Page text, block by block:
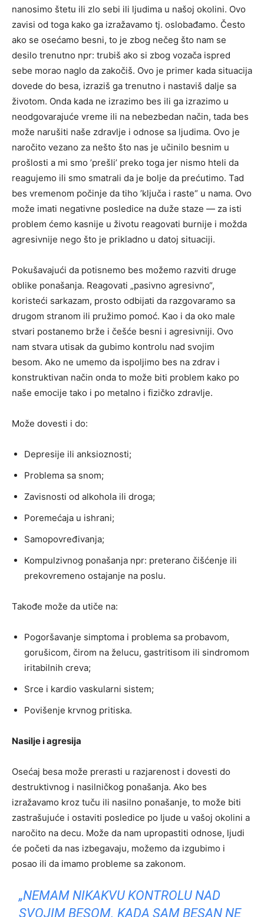
nanosimo štetu ili zlo sebi ili ljudima u našoj okolini. Ovo
zavisi od toga kako ga izražavamo tj. oslobađamo. Često
ako se osećamo besni, to je zbog nečeg što nam se
desilo trenutno npr: trubiš ako si zbog vozača ispred
sebe morao naglo da zakočiš. Ovo je primer kada situacija
dovede do besa, izraziš ga trenutno i nastaviš dalje sa
životom. Onda kada ne izrazimo bes ili ga izrazimo u
neodgovarajuće vreme ili na nebezbedan način, tada bes
može narušiti naše zdravlje i odnose sa ljudima. Ovo je
naročito vezano za nešto što nas je učinilo besnim u
prošlosti a mi smo ’prešli’ preko toga jer nismo hteli da
reagujemo ili smo smatrali da je bolje da prećutimo. Tad
bes vremenom počinje da tiho ’ključa i raste“ u nama. Ovo
može imati negativne posledice na duže staze — za isti
problem ćemo kasnije u životu reagovati burnije i možda
agresivnije nego što je prikladno u datoj situaciji.
Pokušavajući da potisnemo bes možemo razviti druge
oblike ponašanja. Reagovati „pasivno agresivno“,
koristeći sarkazam, prosto odbijati da razgovaramo sa
drugom stranom ili pružimo pomoć. Kao i da oko male
stvari postanemo brže i češće besni i agresivniji. Ovo
nam stvara utisak da gubimo kontrolu nad svojim
besom. Ako ne umemo da ispoljimo bes na zdrav i
konstruktivan način onda to može biti problem kako po
naše emocije tako i po metalno i fizičko zdravlje.
Može dovesti i do:
Depresije ili anksioznosti;
Problema sa snom;
Zavisnosti od alkohola ili droga;
Poremećaja u ishrani;
Samopovređivanja;
Kompulzivnog ponašanja npr: preterano čišćenje ili
prekovremeno ostajanje na poslu.
Takođe može da utiče na:
Pogoršavanje simptoma i problema sa probavom,
gorušicom, čirom na želucu, gastritisom ili sindromom
iritabilnih creva;
Srce i kardio vaskularni sistem;
Povišenje krvnog pritiska.
Nasilje i agresija
Osećaj besa može prerasti u razjarenost i dovesti do
destruktivnog i nasilničkog ponašanja. Ako bes
izražavamo kroz tuču ili nasilno ponašanje, to može biti
zastrašujuće i ostaviti posledice po ljude u vašoj okolini a
naročito na decu. Može da nam upropastiti odnose, ljudi
će početi da nas izbegavaju, možemo da izgubimo i
posao ili da imamo probleme sa zakonom.
„NEMAM NIKAKVU KONTROLU NAD
SVOJIM BESOM. KADA SAM BESAN NE